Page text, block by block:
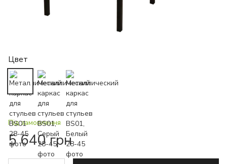
Цвет
Під замовлення
5 640 грн